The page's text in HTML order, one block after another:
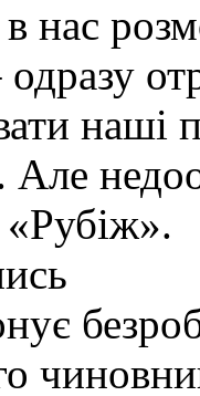
нас
наші
Але